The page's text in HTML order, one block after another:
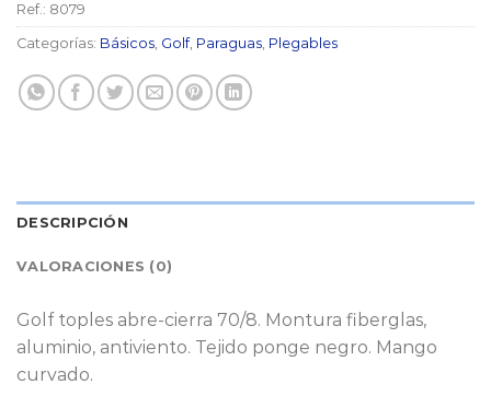
Ref.: 8079
Categorías: Básicos, Golf, Paraguas, Plegables
DESCRIPCIÓN
VALORACIONES (0)
Golf toples abre-cierra 70/8. Montura fiberglas,
aluminio, antiviento. Tejido ponge negro. Mango
curvado.